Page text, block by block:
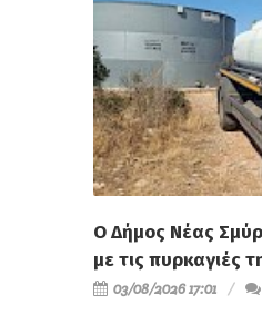
Ο Δήμος Νέας
με τις πυρκαγιές
03/08/2026 17:01